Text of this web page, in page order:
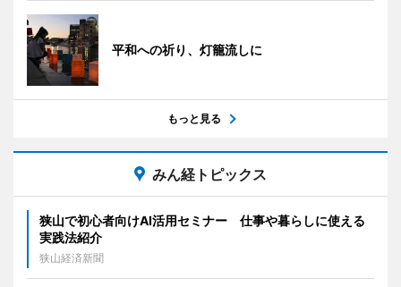
平和への祈り、灯籠流しに
もっと見る
みん経トピックス
狭山で初心者向けAI活用セミナー 仕事や暮らしに使える
実践法紹介
狭山経済新聞